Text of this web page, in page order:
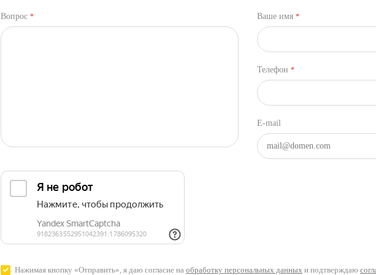
Вопрос * Ваше имя *
Телефон *
E-mail
Нажимая кнопку «Отправить», я даю согласие на обработку персональных данных и подтверждаю